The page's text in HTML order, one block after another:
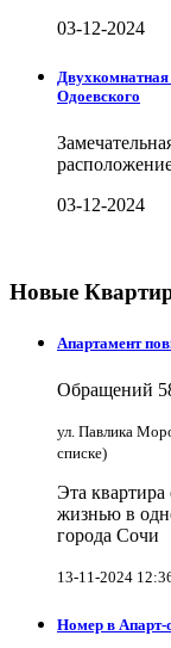
03-12-2024
Двухкомнатная
Одоевского
03-12-2024
Новые
Апартамент
Обращений
ул. Павлика
списке)
Эта квартира
жизнью в
города Сочи
13-11-2024
Номер в Апарт-